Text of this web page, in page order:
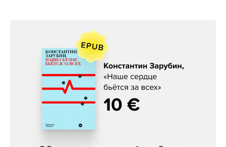
Константин Зарубин, «Наше сердце